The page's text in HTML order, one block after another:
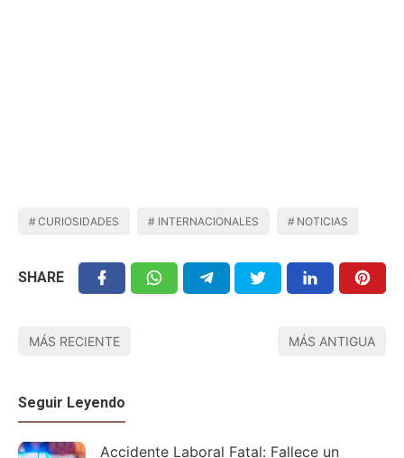
CURIOSIDADES INTERNACIONALES NOTICIAS
SHARE
MÁS RECIENTE MÁS ANTIGUA
Seguir Leyendo
Accidente Laboral Fatal: Fallece un